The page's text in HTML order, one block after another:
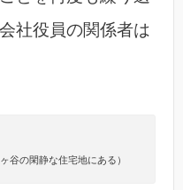
社役員の関係者は
谷の閑静な住宅地にある）